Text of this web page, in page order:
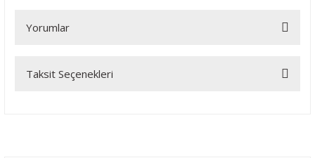
Yorumlar
Bu ürüne ilk yorumu siz yapın!
Taksit Seçenekleri